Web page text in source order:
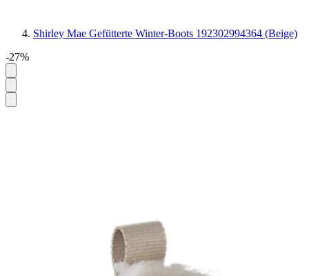
Shirley Mae Gefütterte Winter-Boots 192302994364 (Beige)
-27%